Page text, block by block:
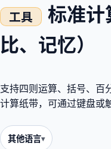
标准计
比、记忆）
支持四则运算、括号、百
计算纸带，可通过键盘或
其他语言